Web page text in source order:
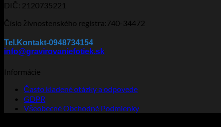
DIČ: 2120735221
Číslo živnostenského registra:740-34472
Tel.Kontakt-0948734154
info@gravirovaniefotiek.sk
Informácie
Často kladené otázky a odpovede
GDPR
Všeobecné Obchodné Podmienky